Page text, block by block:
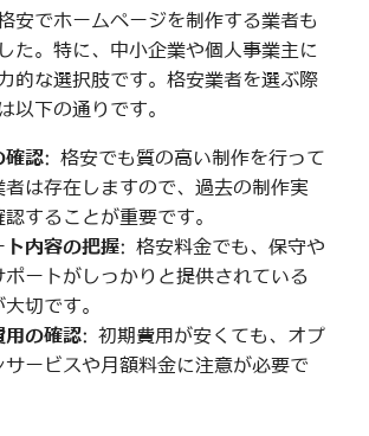
安でホームページを制作する業者も
た。特に、中小企業や個人事業主に
的な選択肢です。格安業者を選ぶ際
以下の通りです。
確認: 格安でも質の高い制作を行って
者は存在しますので、過去の制作実
することが重要です。
ト内容の把握: 格安料金でも、保守や
ポートがしっかりと提供されている
切です。
用の確認: 初期費用が安くても、オプ
サービスや月額料金に注意が必要で